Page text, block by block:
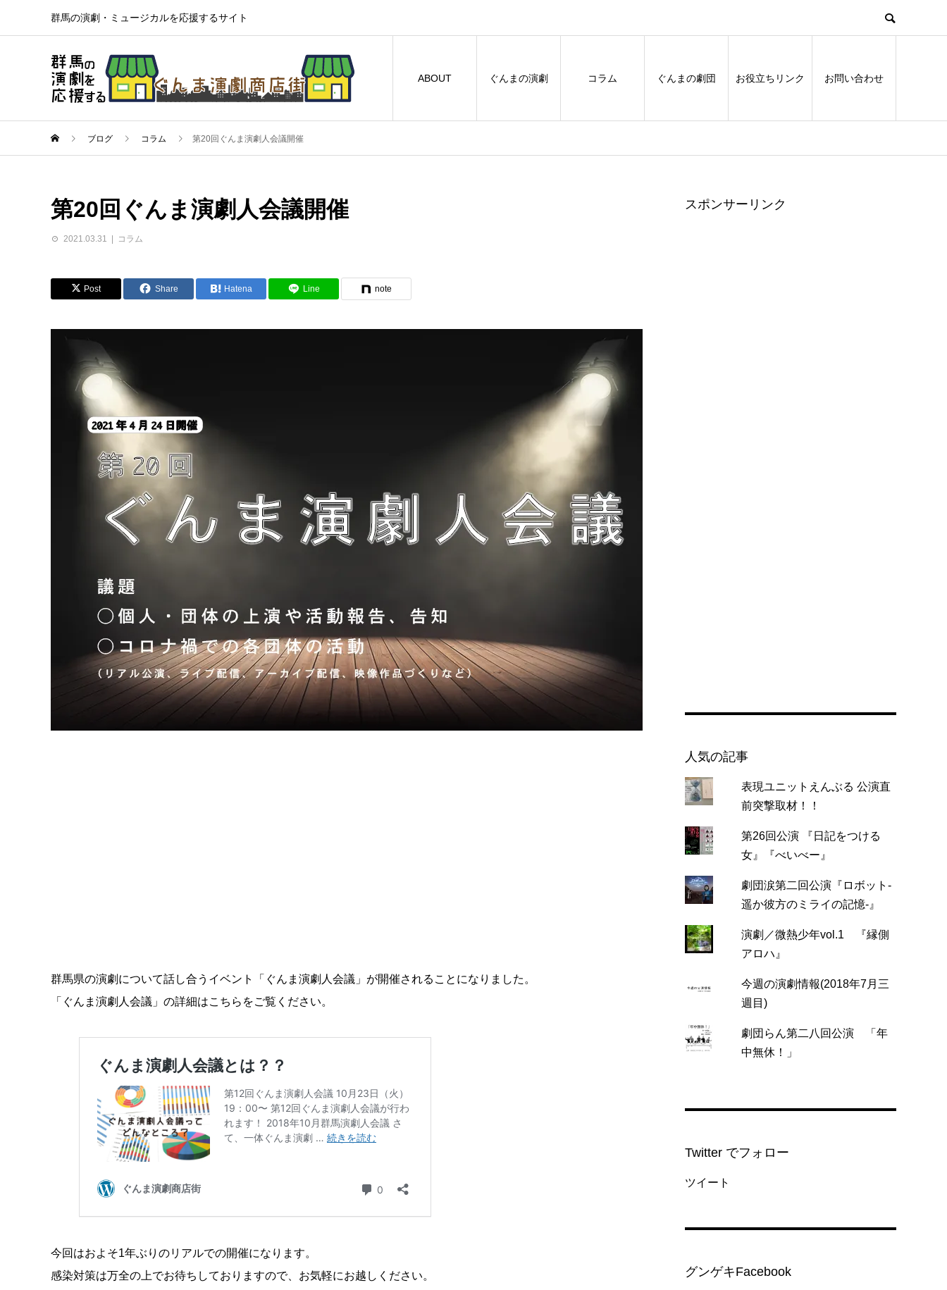
群馬の演劇・ミュージカルを応援するサイト
ABOUT ぐんまの演劇 コラム ぐんまの劇団 お役立ちリンク お問い合わせ
ブログ コラム 第20回ぐんま演劇人会議開催
第20回ぐんま演劇人会議開催
2021.03.31 コラム
Post Share Hatena Line note
群馬県の演劇について話し合うイベント「ぐんま演劇人会議」が開催されることになりました。
「ぐんま演劇人会議」の詳細はこちらをご覧ください。
今回はおよそ1年ぶりのリアルでの開催になります。
感染対策は万全の上でお待ちしておりますので、お気軽にお越しください。
スポンサーリンク
人気の記事
表現ユニットえんぶる 公演直
前突撃取材！！
第26回公演 『日記をつける
女』『べいべー』
劇団涙第二回公演『ロボット-
遥か彼方のミライの記憶-』
演劇／微熱少年vol.1 『縁側
アロハ』
今週の演劇情報(2018年7月三
週目)
劇団らん第二八回公演 「年
中無休！」
Twitter でフォロー
ツイート
グンゲキFacebook